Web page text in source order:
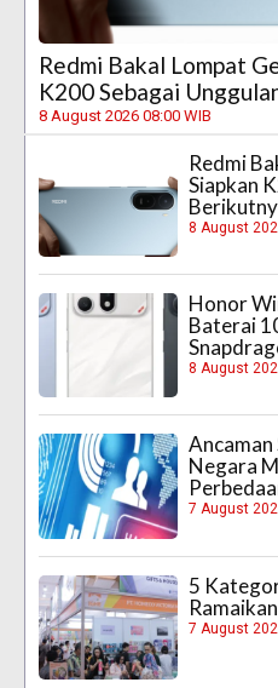
Redmi Bakal Lompat
K200 Sebagai
8 August 2026 08:00 WIB
Redmi
Siapkan
8 August
Honor
Baterai
8 August
Negara
7 August
5
7 August